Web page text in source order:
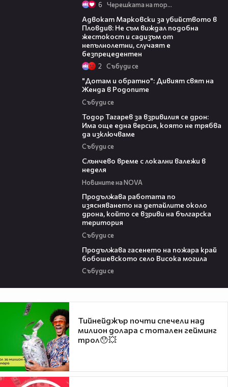
6 Черешката на тортата
Адвокат Марковски за убийството в
Пловдив: Не съм виждал подобна
жестокост и садизъм от
непълнолетни, случаят е
безпрецедентен
2 Събуди се
"Дотам и обратно": Дивият свят на
Женда в Родопите
Събуди се
Тодор Тагарев за взривилия се дрон:
Има още една версия, която не трябва
да изключваме
Събуди се
Слънчево време с локални валежи в
неделя
Новините на NOVA
Продължава работата по
изясняването на детайлите около
дрона, който се взриви на българска
територия
Събуди се
Продължава гасенето на пожара край
бобошевското село Висока могила
Събуди се
Тийнейджър почти спечели над
милион долара с тотален гейминг
трол😯💥